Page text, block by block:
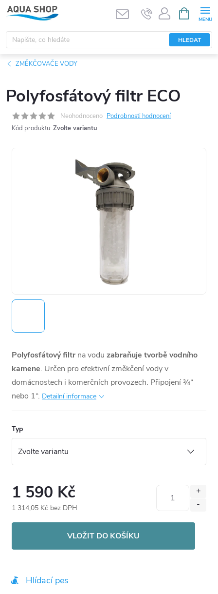
Přejít
na
obsah
HLEDAT
NÁKUPNÍ
KOŠÍK
ZMĚKČOVAČE VODY
Polyfosfátový filtr ECO
Neohodnoceno Podrobnosti hodnocení
Kód produktu: Zvolte variantu
Polyfosfátový filtr na vodu zabraňuje tvorbě vodního
kamene. Určen pro efektivní změkčení vody v
domácnostech i komerčních provozech. Připojení ¾“
nebo 1“. Detailní informace
Typ
1 590 Kč
1 314,05 Kč bez DPH
VLOŽIT DO KOŠÍKU
Hlídací pes